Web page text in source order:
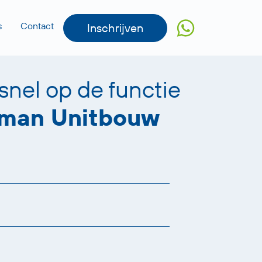
Contact Inschrijven
op de functie
Unitbouw